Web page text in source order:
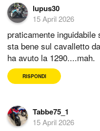
lupus30
15 April 2026
praticamente
sta bene sul cavalletto
ha avuto la 1290....mah.
RISPONDI
Tabbe75_1
15 April 2026